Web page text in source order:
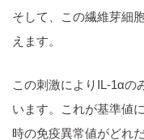
そして、この繊維芽細
えます。
この刺激によりIL‐1αの
います。これが基準値
時の免疫異常値がどれ